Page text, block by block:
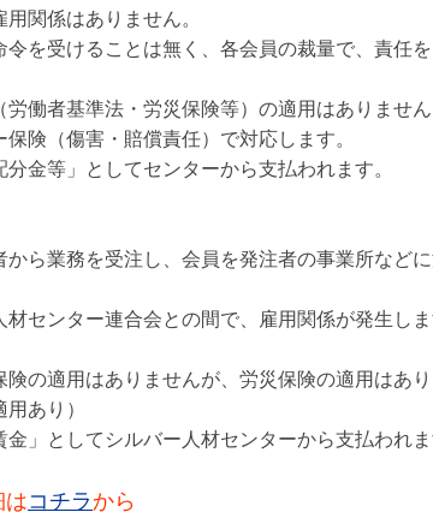
用関係はありません。
令を受けることは無く、各会員の裁量で、責任
労働者基準法・労災保険等）の適用はありませ
険（傷害・賠償責任）で対応します。
分金等」としてセンターから支払われます。
から業務を受注し、会員を発注者の事業所など
材センター連合会との間で、雇用関係が発生し
険の適用はありませんが、労災保険の適用はあ
あり）
金」としてシルバー人材センターから支払われま
はコチラから